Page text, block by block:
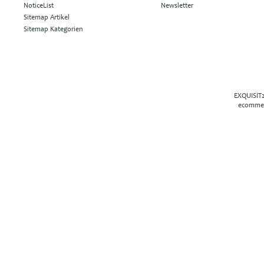
NoticeList
Sitemap Artikel
Sitemap Kategorien
Newsletter